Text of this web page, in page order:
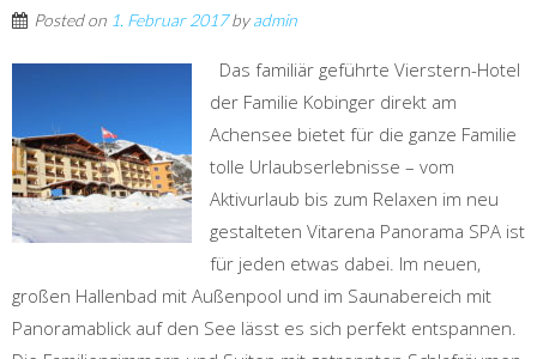
Posted on 1. Februar 2017byadmin
Das familiär geführte Vierstern-Hotel
der Familie Kobinger direkt am
Achensee bietet für die ganze Familie
tolle Urlaubserlebnisse – vom
Aktivurlaub bis zum Relaxen im neu
gestalteten Vitarena Panorama SPA ist
für jeden etwas dabei. Im neuen,
großen Hallenbad mit Außenpool und im Saunabereich mit
Panoramablick auf den See lässt es sich perfekt entspannen.